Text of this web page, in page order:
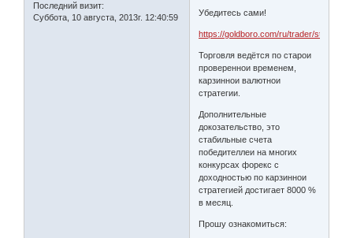
Последний визит:
Суббота, 10 августа, 2013г. 12:40:59
Убедитесь сами!
https://goldboro.com/ru/trader/
Торговля ведётся по старои
провереннои временем,
карзиннои валютнои
стратегии.
Дополнительные
докозательство, это
стабильные счета
победителлеи на многих
конкурсах форекс с
доходностью по карзиннои
стратегией достигает 8000 %
в месяц.
Прошу ознакомиться: